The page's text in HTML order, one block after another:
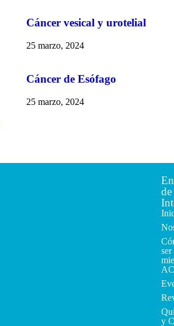
Cáncer vesical y urotelial
25 marzo, 2024
Cáncer de Esófago
25 marzo, 2024
de
ser
y